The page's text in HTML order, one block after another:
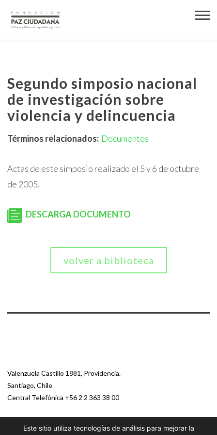
Segundo simposio nacional
de investigación sobre
violencia y delincuencia
Términos relacionados: Documentos
Actas de este simposio realizado el 5 y 6 de octubre
de 2005.
DESCARGA DOCUMENTO
volver a biblioteca
Valenzuela Castillo 1881, Providencia.
Santiago, Chile
Central Telefónica +56 2 2 363 38 00
© 2026 Paz Ciudadana
Este sitio utiliza tecnologías de análisis para mejorar la